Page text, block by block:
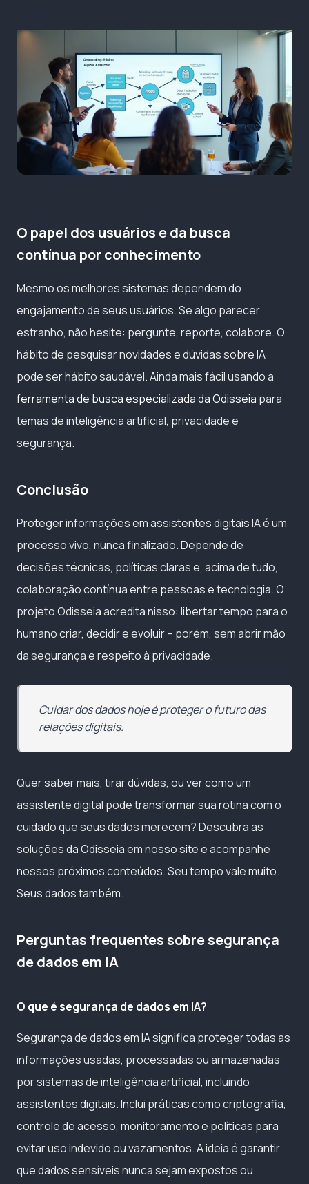
O papel dos usuários e da busca
contínua por conhecimento
Mesmo os melhores sistemas dependem do
engajamento de seus usuários. Se algo parecer
estranho, não hesite: pergunte, reporte, colabore. O
hábito de pesquisar novidades e dúvidas sobre IA
pode ser hábito saudável. Ainda mais fácil usando a
ferramenta de busca especializada da Odisseia para
temas de inteligência artificial, privacidade e
segurança.
Conclusão
Proteger informações em assistentes digitais IA é um
processo vivo, nunca finalizado. Depende de
decisões técnicas, políticas claras e, acima de tudo,
colaboração contínua entre pessoas e tecnologia. O
projeto Odisseia acredita nisso: libertar tempo para o
humano criar, decidir e evoluir – porém, sem abrir mão
da segurança e respeito à privacidade.
Cuidar dos dados hoje é proteger o futuro das
relações digitais.
Quer saber mais, tirar dúvidas, ou ver como um
assistente digital pode transformar sua rotina com o
cuidado que seus dados merecem? Descubra as
soluções da Odisseia em nosso site e acompanhe
nossos próximos conteúdos. Seu tempo vale muito.
Seus dados também.
Perguntas frequentes sobre segurança
de dados em IA
O que é segurança de dados em IA?
Segurança de dados em IA significa proteger todas as
informações usadas, processadas ou armazenadas
por sistemas de inteligência artificial, incluindo
assistentes digitais. Inclui práticas como criptografia,
controle de acesso, monitoramento e políticas para
evitar uso indevido ou vazamentos. A ideia é garantir
que dados sensíveis nunca sejam expostos ou